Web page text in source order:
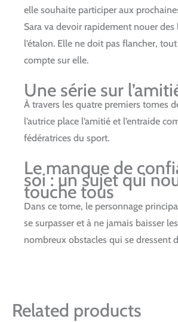
elle souhaite participer aux
Sara va devoir rapidement nouer des
l’étalon. Elle ne doit pas flancher,
compte sur elle.
Une série sur
À travers les quatre premiers tomes
l’autrice place l’amitié et l’entraide
fédératrices du sport.
Le manque de
soi : un sujet qui
touche tous
Dans ce tome, le personnage
se surpasser et à ne jamais baisser
nombreux obstacles qui se dressent
Related products